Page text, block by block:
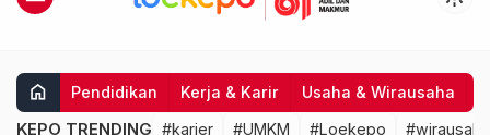
home Pendidikan Kerja & Karir Usaha & Wirausaha
KEPO TRENDING #karier #UMKM #Loekepo #wirausaha